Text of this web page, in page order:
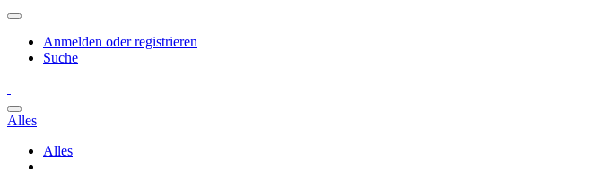
Anmelden oder registrieren
Suche
Alles
Alles